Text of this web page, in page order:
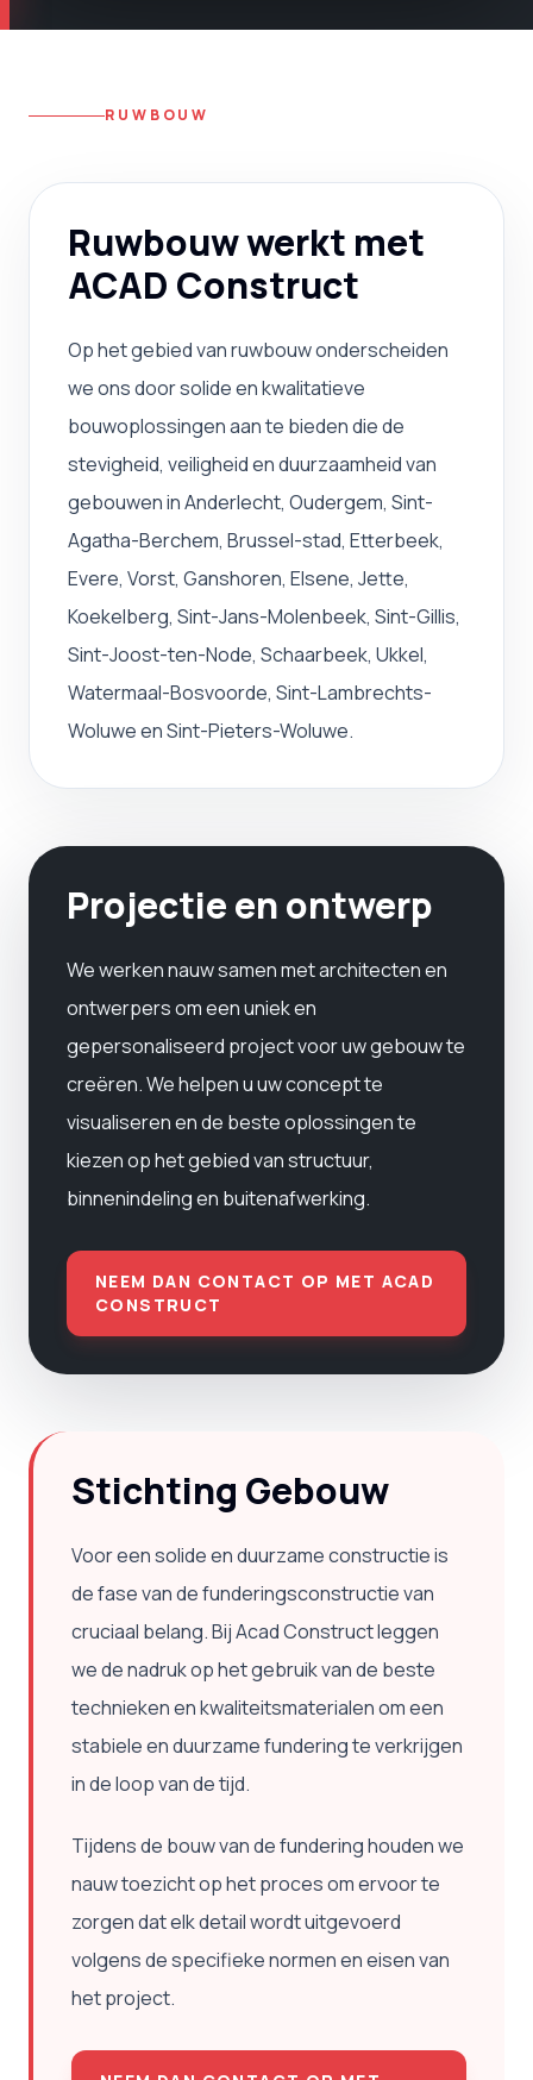
RUWBOUW
Ruwbouw werkt met
ACAD Construct
Op het gebied van ruwbouw onderscheiden
we ons door solide en kwalitatieve
bouwoplossingen aan te bieden die de
stevigheid, veiligheid en duurzaamheid van
gebouwen in Anderlecht, Oudergem, Sint-
Agatha-Berchem, Brussel-stad, Etterbeek,
Evere, Vorst, Ganshoren, Elsene, Jette,
Koekelberg, Sint-Jans-Molenbeek, Sint-Gillis,
Sint-Joost-ten-Node, Schaarbeek, Ukkel,
Watermaal-Bosvoorde, Sint-Lambrechts-
Woluwe en Sint-Pieters-Woluwe.
Projectie en ontwerp
We werken nauw samen met architecten en
ontwerpers om een ​​uniek en
gepersonaliseerd project voor uw gebouw te
creëren. We helpen u uw concept te
visualiseren en de beste oplossingen te
kiezen op het gebied van structuur,
binnenindeling en buitenafwerking.
NEEM DAN CONTACT OP MET ACAD
CONSTRUCT
Stichting Gebouw
Voor een solide en duurzame constructie is
de fase van de funderingsconstructie van
cruciaal belang. Bij Acad Construct leggen
we de nadruk op het gebruik van de beste
technieken en kwaliteitsmaterialen om een ​​
stabiele en duurzame fundering te verkrijgen
in de loop van de tijd.
Tijdens de bouw van de fundering houden we
nauw toezicht op het proces om ervoor te
zorgen dat elk detail wordt uitgevoerd
volgens de specifieke normen en eisen van
het project.